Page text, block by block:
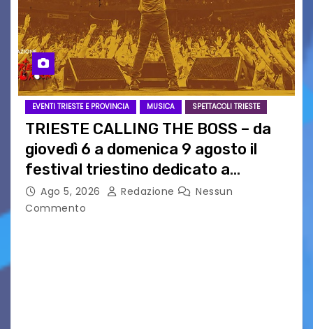
EVENTI TRIESTE E PROVINCIA MUSICA SPETTACOLI TRIESTE
TRIESTE CALLING THE BOSS – da
giovedì 6 a domenica 9 agosto il
festival triestino dedicato a
Springsteen
Ago 5, 2026 Redazione
Nessun
Commento